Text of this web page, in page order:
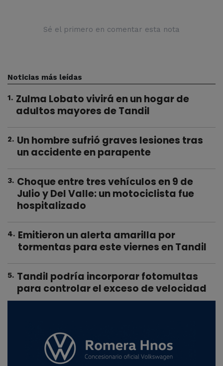
Sé el primero en comentar esta nota
Noticias más leídas
1. Zulma Lobato vivirá en un hogar de
adultos mayores de Tandil
2. Un hombre sufrió graves lesiones tras
un accidente en parapente
3. Choque entre tres vehículos en 9 de
Julio y Del Valle: un motociclista fue
hospitalizado
4. Emitieron un alerta amarilla por
tormentas para este viernes en Tandil
5. Tandil podría incorporar fotomultas
para controlar el exceso de velocidad